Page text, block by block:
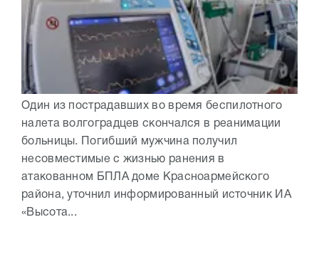
Один из пострадавших во время беспилотного
налета волгоградцев скончался в реанимации
больницы. Погибший мужчина получил
несовместимые с жизнью ранения в
атакованном БПЛА доме Красноармейского
района, уточнил информированный источник ИА
«Высота...